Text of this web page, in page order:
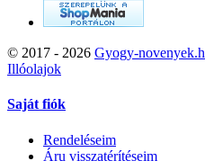
© 2017 - 2026 Gyogy-
Illóolajok
Saját fiók
Rendeléseim
Áru visszatérítéseim